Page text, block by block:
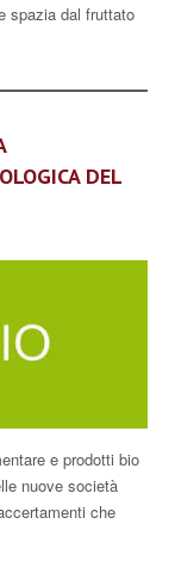
spazia dal fruttato
DEL
e prodotti bio
nuove società
che